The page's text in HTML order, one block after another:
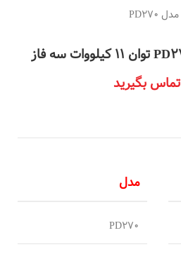
مدل PD270
تماس بگیرید
مدل
PD270